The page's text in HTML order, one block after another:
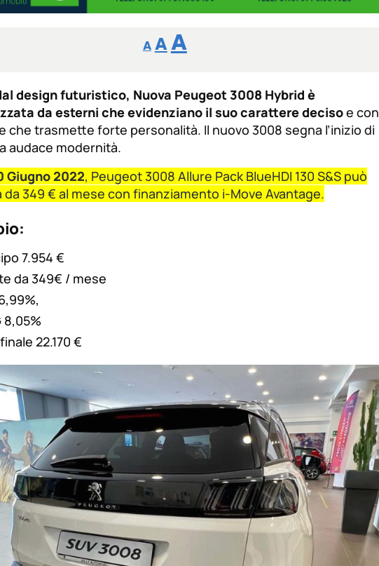
A
Reducir
tamaño
A Restablecer
tamaño
fuente
AAumentar
de
fuente.
design futuristico, Nuova Peugeot 3008 Hybrid è
da esterni che evidenziano il suo carattere decisoe con
che trasmette forte personalità. Il nuovo 3008 segna l’inizio di
audace modernità.
Giugno 2022, Peugeot 3008 Allure Pack BlueHDI 130 S&S può
349 € al mese con finanziamento i-Move Avantage.
7.954 €
da 349€ / mese
8,05%
22.170 €